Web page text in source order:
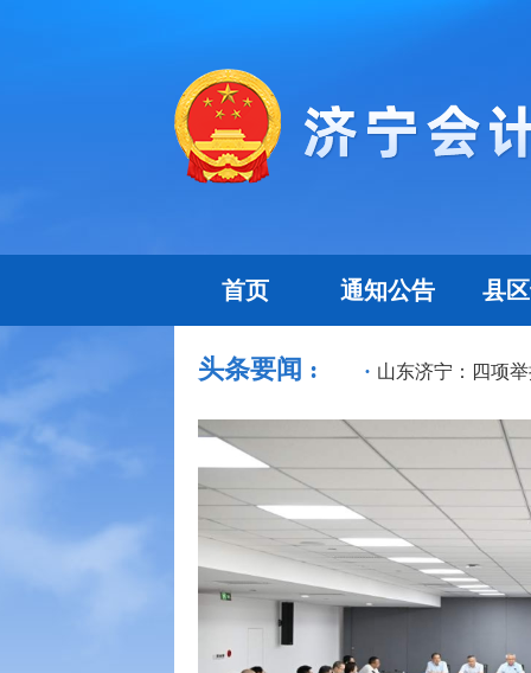
首页 通知公告 县
头条要闻 :
告捷——济宁市注册会计师行业党... · 山东济宁：四项